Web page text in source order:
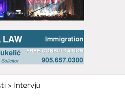
» Intervju